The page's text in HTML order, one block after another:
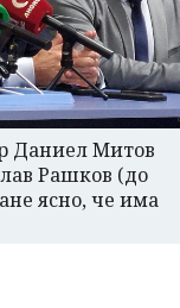
Даниел Митов
Рашков (до
ясно, че има